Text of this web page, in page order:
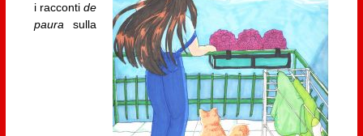
i raccontide
paurasulla